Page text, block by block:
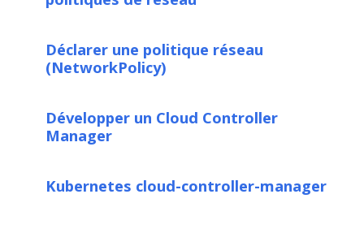
Déclarer une politique réseau
(NetworkPolicy)
Développer un Cloud Controller
Manager
Kubernetes cloud-controller-manager